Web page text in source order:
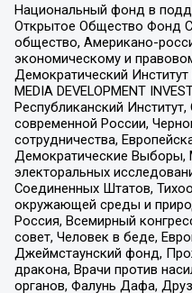
Национальный фонд в
Открытое Общество Фонд
общество, Американо-
экономическому и
Демократический
MEDIA DEVELOPMENT
Республиканский
современной России,
сотрудничества,
Демократические Выборы,
электоральных
Соединенных Штатов,
окружающей среды и
Россия, Всемирный
совет, Человек в беде,
Джеймстаунский фонд,
дракона, Врачи против
органов, Фалунь Дафа,